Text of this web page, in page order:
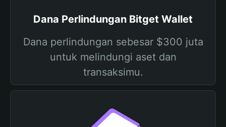
Dana Perlindungan Bitget Wallet
Dana perlindungan sebesar $300 juta
untuk melindungi aset dan
transaksimu.